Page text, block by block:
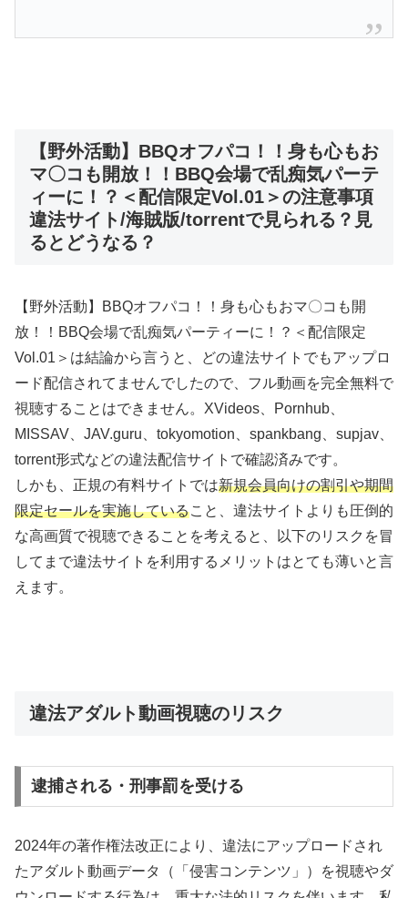
【野外活動】BBQオフパコ！！身も心もお
マ〇コも開放！！BBQ会場で乱痴気パーテ
ィーに！？＜配信限定Vol.01＞の注意事項
違法サイト/海賊版/torrentで見られる？見
るとどうなる？
【野外活動】BBQオフパコ！！身も心もおマ〇コも開
放！！BBQ会場で乱痴気パーティーに！？＜配信限定
Vol.01＞は結論から言うと、どの違法サイトでもアップロ
ード配信されてませんでしたので、フル動画を完全無料で
視聴することはできません。XVideos、Pornhub、
MISSAV、JAV.guru、tokyomotion、spankbang、supjav、
torrent形式などの違法配信サイトで確認済みです。
しかも、正規の有料サイトでは新規会員向けの割引や期間
限定セールを実施していること、違法サイトよりも圧倒的
な高画質で視聴できることを考えると、以下のリスクを冒
してまで違法サイトを利用するメリットはとても薄いと言
えます。
違法アダルト動画視聴のリスク
逮捕される・刑事罰を受ける
2024年の著作権法改正により、違法にアップロードされ
たアダルト動画データ（「侵害コンテンツ」）を視聴やダ